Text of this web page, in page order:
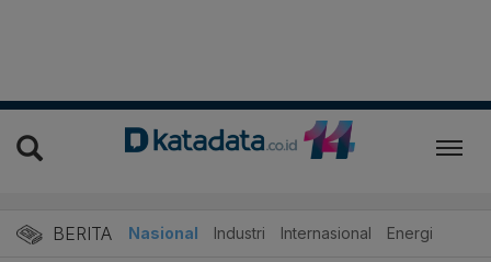
BERITA Nasional Industri Internasional Energi